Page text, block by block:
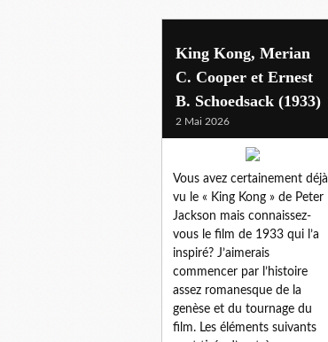
ernest b. shoedsack
King Kong, Merian
C. Cooper et Ernest
B. Schoedsack (1933)
2 Mai 2026
Vous avez certainement déjà
vu le « King Kong » de Peter
Jackson mais connaissez-
vous le film de 1933 qui l’a
inspiré? J’aimerais
commencer par l’histoire
assez romanesque de la
genèse et du tournage du
film. Les éléments suivants